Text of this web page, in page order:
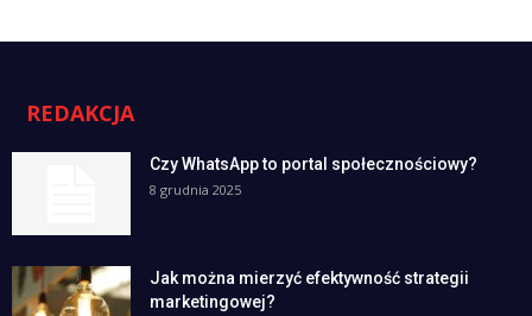
REDAKCJA
Czy WhatsApp to portal społecznościowy?
8 grudnia 2025
Jak można mierzyć efektywność strategii
marketingowej?